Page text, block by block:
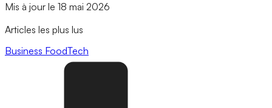
Mis à jour le 18 mai 2026
Articles les plus lus
Business FoodTech